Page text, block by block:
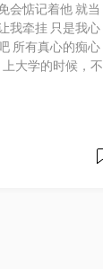
会惦记着他 就当
我牵挂 只是我心
所有真心的痴心
大学的时候，不